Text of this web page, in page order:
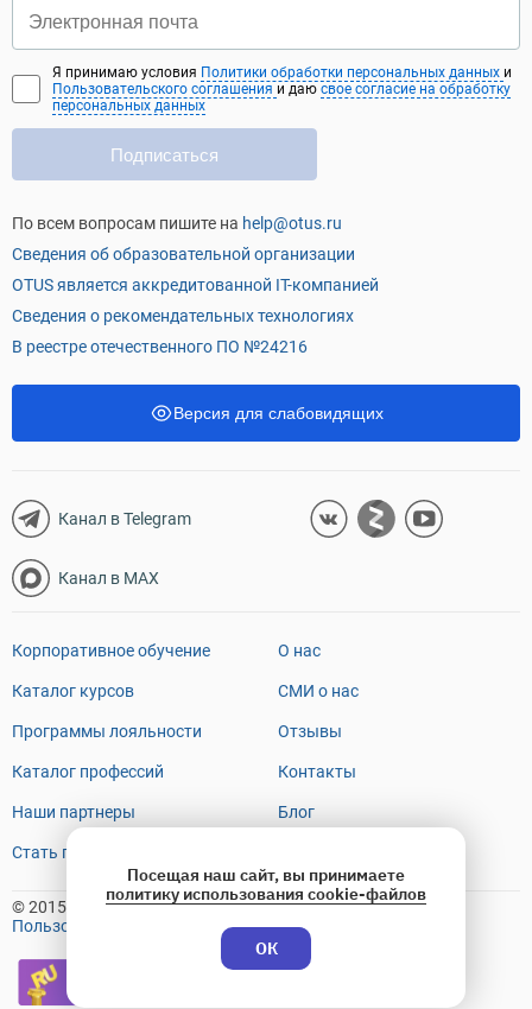
Посещая наш сайт, вы принимаете
политику использования cookie-файлов
ОК
Подписаться
Я принимаю условия Политики обработки персональных данных и
Пользовательского соглашения и даю свое согласие на обработку
персональных данных
По всем вопросам пишите на help@otus.ru
Сведения об образовательной организации
OTUS является аккредитованной IT-компанией
Сведения о рекомендательных технологиях
В реестре отечественного ПО №24216
Версия для слабовидящих
Канал в Telegram
Канал в MAX
Корпоративное обучение
Каталог курсов
Программы лояльности
Каталог профессий
Наши партнеры
Стать преподавателем
О нас
СМИ о нас
Отзывы
Контакты
Блог
© 2015-2026 OTUS
Пользовательское соглашение